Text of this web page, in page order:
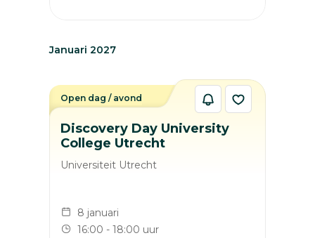
Januari 2027
Discovery Day University
College Utrecht
Universiteit Utrecht
8 januari
16:00 - 18:00 uur
Open dag / avond